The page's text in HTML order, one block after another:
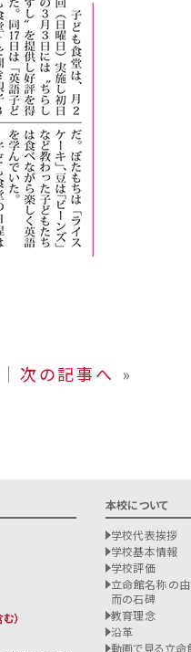
│ 次の記事へ »
）
本校について
学校代表挨拶
学校基本情報
学校評価
立命館名称の
而の石碑
教育理念
沿革
動画で見る立命